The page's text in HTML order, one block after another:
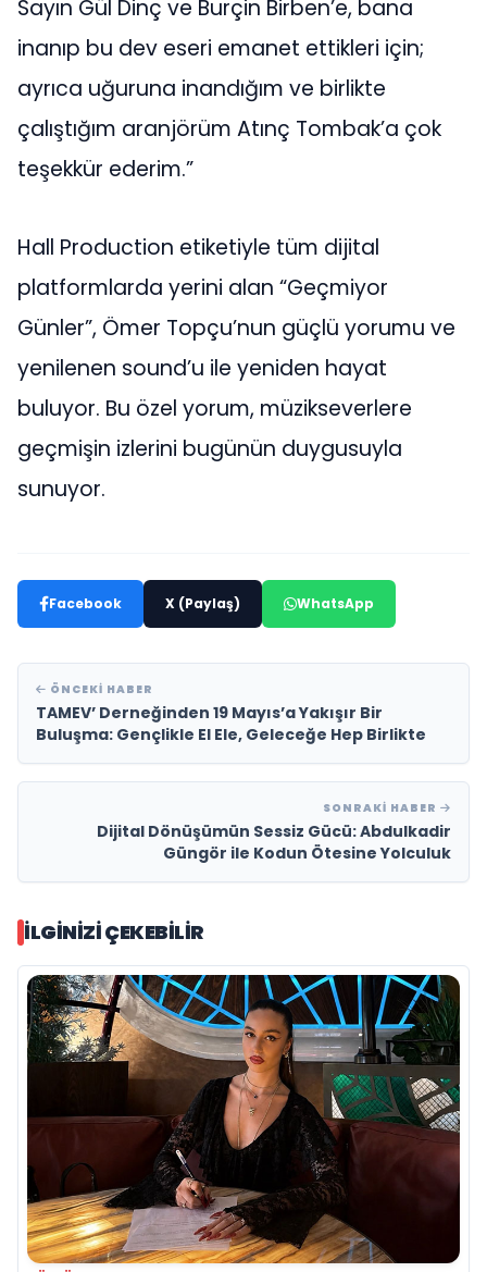
Sayın Gül Dinç ve Burçin Birben’e, bana
inanıp bu dev eseri emanet ettikleri için;
ayrıca uğuruna inandığım ve birlikte
çalıştığım aranjörüm Atınç Tombak’a çok
teşekkür ederim.”
Hall Production etiketiyle tüm dijital
platformlarda yerini alan “Geçmiyor
Günler”, Ömer Topçu’nun güçlü yorumu ve
yenilenen sound’u ile yeniden hayat
buluyor. Bu özel yorum, müzikseverlere
geçmişin izlerini bugünün duygusuyla
sunuyor.
Facebook X (Paylaş) WhatsApp
ÖNCEKI HABER
TAMEV’ Derneğinden 19 Mayıs’a Yakışır Bir
Buluşma: Gençlikle El Ele, Geleceğe Hep Birlikte
SONRAKI HABER
Dijital Dönüşümün Sessiz Gücü: Abdulkadir
Güngör ile Kodun Ötesine Yolculuk
İLGINIZI ÇEKEBILIR